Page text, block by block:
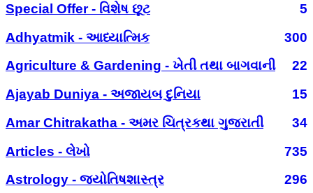
Special Offer - વિશેષ છૂટ
5
Adhyatmik - આધ્યાત્મિક
300
Agriculture & Gardening - ખેતી તથા બાગવાની
22
Ajayab Duniya - અજાયબ દુનિયા
15
Amar Chitrakatha - અમર ચિત્રકથા ગુજરાતી
34
Articles - લેખો
735
Astrology - જ્યોતિષશાસ્ત્ર
296